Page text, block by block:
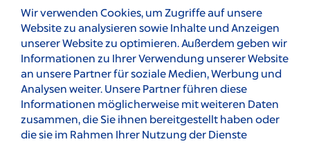
Wir verwenden Cookies, um Zugriffe auf unsere
Website zu analysieren sowie Inhalte und Anzeigen
unserer Website zu optimieren. Außerdem geben wir
Informationen zu Ihrer Verwendung unserer Website
an unsere Partner für soziale Medien, Werbung und
Analysen weiter. Unsere Partner führen diese
Informationen möglicherweise mit weiteren Daten
zusammen, die Sie ihnen bereitgestellt haben oder
die sie im Rahmen Ihrer Nutzung der Dienste